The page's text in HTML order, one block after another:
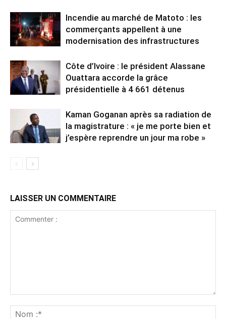
Incendie au marché de Matoto : les
commerçants appellent à une
modernisation des infrastructures
Côte d’Ivoire : le président Alassane
Ouattara accorde la grâce
présidentielle à 4 661 détenus
Kaman Goganan après sa radiation de
la magistrature : « je me porte bien et
j’espère reprendre un jour ma robe »
LAISSER UN COMMENTAIRE